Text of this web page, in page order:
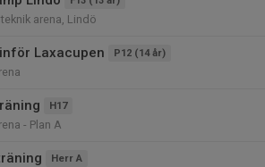
arena, Lindö
Laxacupen P12 (14 år)
H17
- Plan A
Herr A